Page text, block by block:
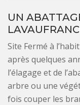
UN
Site Fermé à
après quelques
l’élagage et de
arbre ou une
fois couper les